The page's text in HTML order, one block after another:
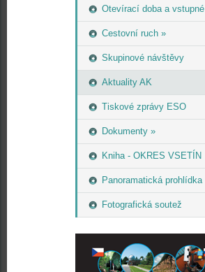
Otevírací doba a vstupné
Cestovní ruch »
Skupinové návštěvy
Aktuality AK
Tiskové zprávy ESO
Dokumenty »
Kniha - OKRES VSETÍN
Panoramatická prohlídka
Fotografická soutež